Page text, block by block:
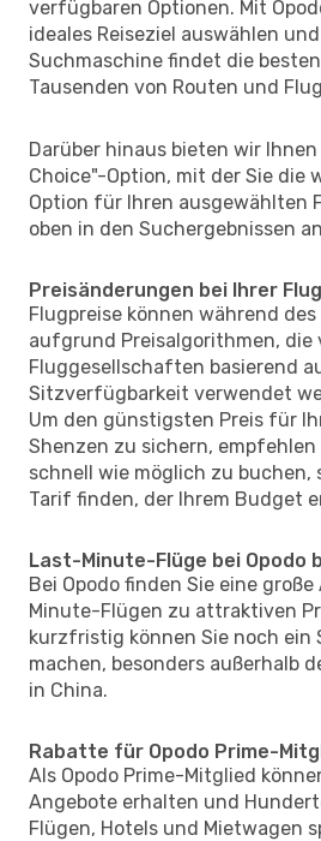
verfügbaren Optionen. Mit
ideales Reiseziel auswählen
Suchmaschine findet die
Tausenden von Routen und
Darüber hinaus bieten wir
Choice"-Option, mit der Sie die
Option für Ihren ausgewählten
oben in den Suchergebnissen
Preisänderungen bei Ihrer
Flugpreise können während
aufgrund Preisalgorithmen, die
Fluggesellschaften basierend
Sitzverfügbarkeit verwendet
Um den günstigsten Preis für
Shenzen zu sichern, empfehlen
schnell wie möglich zu buchen,
Tarif finden, der Ihrem Budget
Last-Minute-Flüge bei Opodo
Bei Opodo finden Sie eine
Minute-Flügen zu attraktiven
kurzfristig können Sie noch ein
machen, besonders außerhalb
in China.
Rabatte für Opodo Prime-
Als Opodo Prime-Mitglied
Angebote erhalten und
Flügen, Hotels und Mietwagen